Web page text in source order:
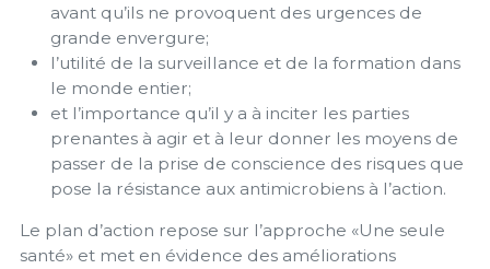
avant qu’ils ne provoquent des urgences de
grande envergure;
l’utilité de la surveillance et de la formation dans
le monde entier;
et l’importance qu’il y a à inciter les parties
prenantes à agir et à leur donner les moyens de
passer de la prise de conscience des risques que
pose la résistance aux antimicrobiens à l’action.
Le plan d’action repose sur l’approche «Une seule
santé» et met en évidence des améliorations